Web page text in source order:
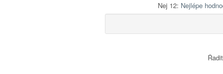
Nej 12: Nejlépe